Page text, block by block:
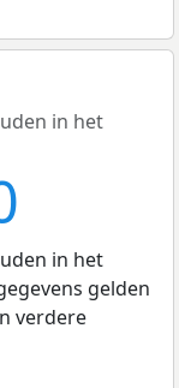
in het
in het
gelden
verdere